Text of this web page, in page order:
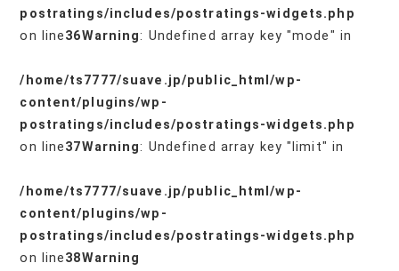
postratings/includes/postratings-widgets.php
on line36Warning: Undefined array key "mode" in
/home/ts7777/suave.jp/public_html/wp-
content/plugins/wp-
postratings/includes/postratings-widgets.php
on line37Warning: Undefined array key "limit" in
/home/ts7777/suave.jp/public_html/wp-
content/plugins/wp-
postratings/includes/postratings-widgets.php
on line38Warning